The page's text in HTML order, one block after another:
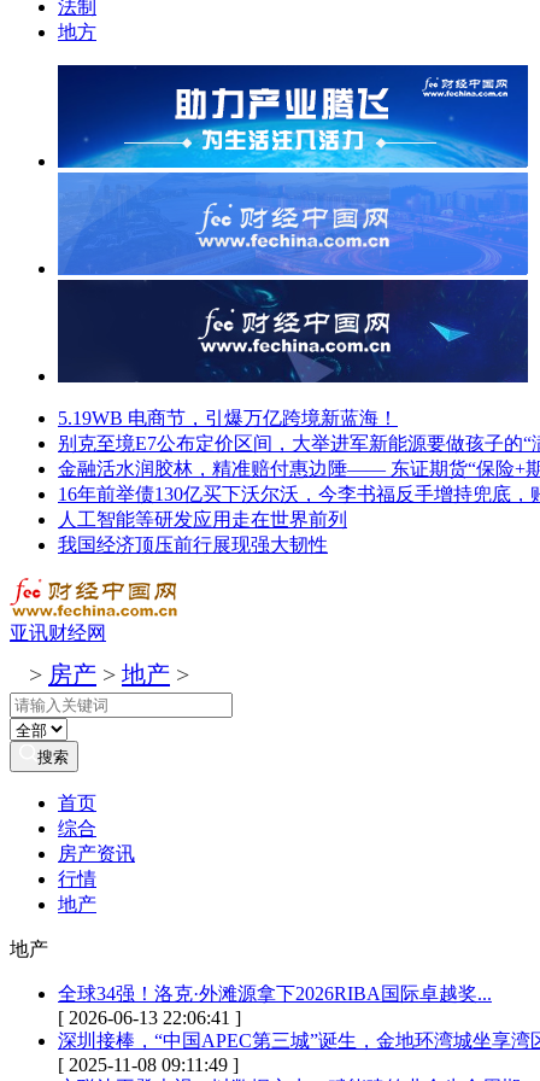
法制
地方
5.19WB 电商节，引爆万亿跨境新蓝海！
别克至境E7公布定价区间，大举进军新能源要做孩子的“
金融活水润胶林，精准赔付惠边陲—— 东证期货“保险+
16年前举债130亿买下沃尔沃，今李书福反手增持兜底，
人工智能等研发应用走在世界前列
我国经济顶压前行展现强大韧性
亚讯财经网
> 房产 > 地产 >
搜索
首页
综合
房产资讯
行情
地产
地产
全球34强！洛克·外滩源拿下2026RIBA国际卓越奖...
[ 2026-06-13 22:06:41 ]
深圳接棒，“中国APEC第三城”诞生，金地环湾城坐享湾
[ 2025-11-08 09:11:49 ]